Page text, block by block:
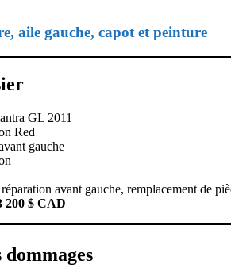
aile gauche, capot et peinture
GL 2011
Red
gauche
réparation avant gauche, remplacement de
200 $ CAD